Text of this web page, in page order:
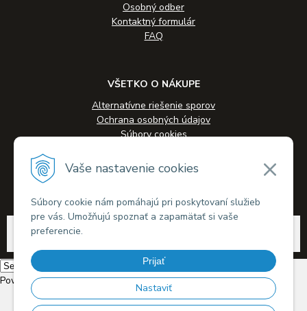
Vaše nastavenie cookies
Súbory cookie nám pomáhajú pri poskytovaní služieb
pre vás. Umožňujú spoznať a zapamätať si vaše
preferencie.
Prijať
Nastaviť
Osobný odber
Kontaktný formulár
FAQ
VŠETKO O NÁKUPE
Alternatívne riešenie sporov
Ochrana osobných údajov
Súbory cookies
Veľkoobchodná spolupráca
© 2026 Alkohol-eshop.sk •
Powered by Translate